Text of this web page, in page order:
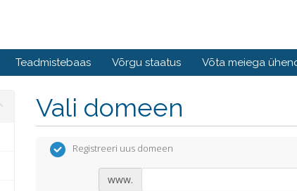
Teadmistebaas Võrgu staatus Võta meiega
Vali domeen
Registreeri uus domeen
www.